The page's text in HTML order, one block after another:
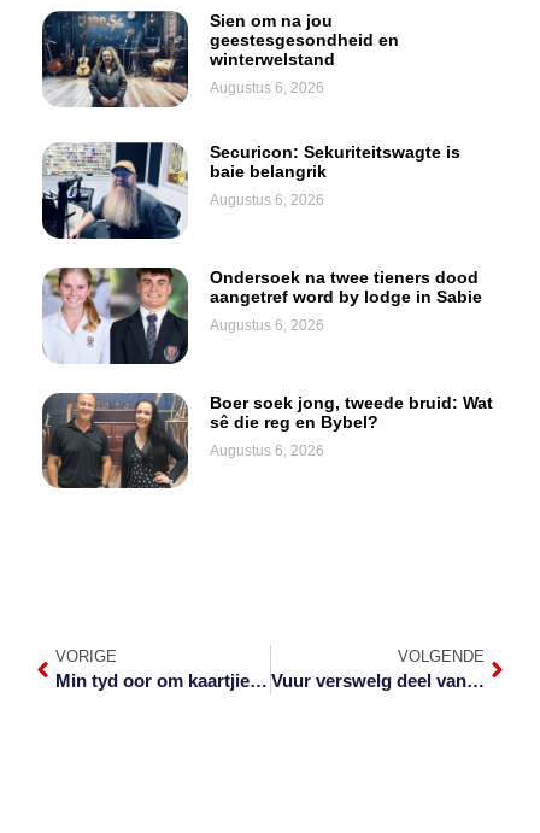
Sien om na jou
geestesgesondheid en
winterwelstand
Augustus 6, 2026
Securicon: Sekuriteitswagte is
baie belangrik
Augustus 6, 2026
Ondersoek na twee tieners dood
aangetref word by lodge in Sabie
Augustus 6, 2026
Boer soek jong, tweede bruid: Wat
sê die reg en Bybel?
Augustus 6, 2026
VORIGE
Min tyd oor om kaartjies te bekom vir Leeus-toer na Mbombela
VOLGENDE
Vuur verswelg deel van Letaba-kamp